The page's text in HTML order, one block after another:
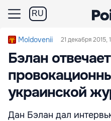
RU
Moldovenii 21 декабря 2015,
Бэлан
украинской
Дан Бэлан дал